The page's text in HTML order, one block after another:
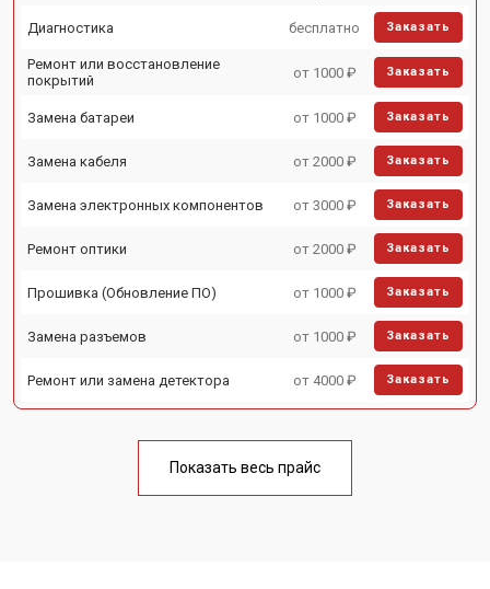
Диагностика бесплатно Заказать
Ремонт или восстановление
покрытий
от 1000 ₽ Заказать
Замена батареи от 1000 ₽ Заказать
Замена кабеля от 2000 ₽ Заказать
Замена электронных компонентов от 3000 ₽ Заказать
Ремонт оптики от 2000 ₽ Заказать
Прошивка (Обновление ПО) от 1000 ₽ Заказать
Замена разъемов от 1000 ₽ Заказать
Ремонт или замена детектора от 4000 ₽ Заказать
Показать весь прайс